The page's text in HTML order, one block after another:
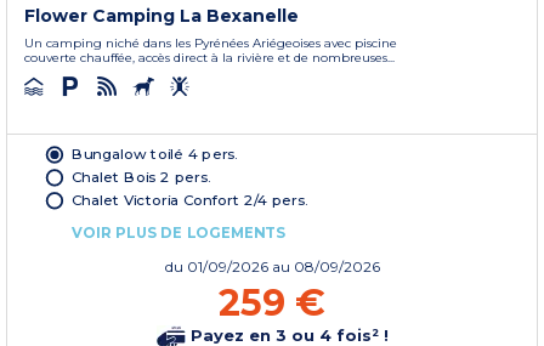
Flower Camping La Bexanelle
Un camping niché dans les Pyrénées Ariégeoises avec piscine
couverte chauffée, accès direct à la rivière et de nombreuses...
Bungalow toilé 4 pers.
Chalet Bois 2 pers.
Chalet Victoria Confort 2/4 pers.
VOIR PLUS DE LOGEMENTS
du 01/09/2026 au 08/09/2026
259 €
Payez en 3 ou 4 fois² !